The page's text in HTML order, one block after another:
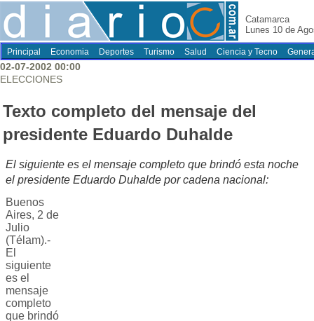
Catamarca
Lunes 10 de
Principal Economia Deportes Turismo Salud Ciencia y Tecno
02-07-2002 00:00
ELECCIONES
Texto completo del mensaje del
presidente Eduardo Duhalde
El siguiente es el mensaje completo que brindó esta noche
el presidente Eduardo Duhalde por cadena nacional:
Buenos
Aires, 2 de
Julio
(Télam).-
El
siguiente
es el
mensaje
completo
que brindó